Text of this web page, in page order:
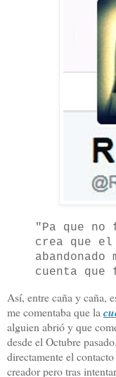
"Pa que no
crea que
cuenta que
Así, entre caña y caña,
me comentaba que la
alguien abrió y que
desde el Octubre
directamente el
creador pero tras